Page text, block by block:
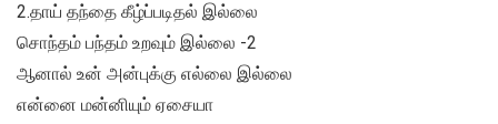
2.தாய் தந்தை கீழ்ப்படிதல் இல்லை
சொந்தம் பந்தம் உறவும் இல்லை -2
ஆனால் உன் அன்புக்கு எல்லை இல்லை
என்னை மன்னியும் ஏசையா